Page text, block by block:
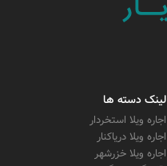
لینک دسته ها
اجاره ویلا استخردار
اجاره ویلا دریاکنار
اجاره ویلا خزرشهر